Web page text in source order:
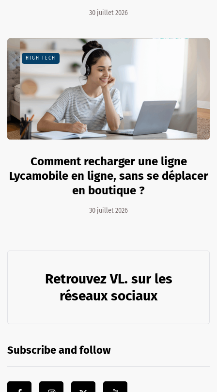
30 juillet 2026
HIGH TECH
Comment recharger une ligne
Lycamobile en ligne, sans se déplacer
en boutique ?
30 juillet 2026
Retrouvez VL. sur les
réseaux sociaux
Subscribe and follow